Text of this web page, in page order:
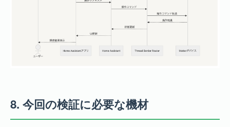
8. 今回の検証に必要な機材